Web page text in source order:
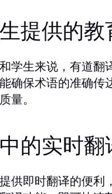
提供的教
学生来说，有道
确保术语的准确
量。
的实时翻
供即时翻译的便